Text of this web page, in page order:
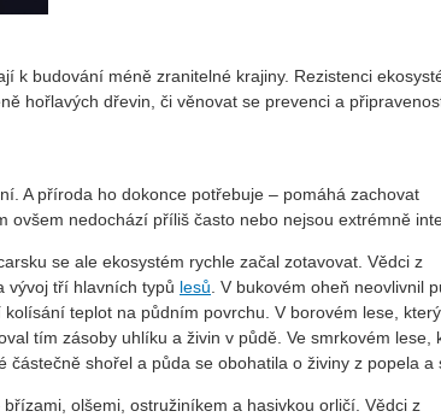
k budování méně zranitelné krajiny. Rezistenci
hořlavých dřevin, či věnovat se prevenci a
A příroda ho dokonce potřebuje – pomáhá zachovat
ovšem nedochází příliš často nebo nejsou extrémně
se ale ekosystém rychle začal zotavovat. Vědci z
vývoj tří hlavních typů lesů. V bukovém oheň neovlivnil
teplot na půdním povrchu. V borovém lese,
tím zásoby uhlíku a živin v půdě. Ve smrkovém lese,
shořel a půda se obohatila o živiny z popela a
olšemi, ostružiníkem a hasivkou orličí. Vědci z